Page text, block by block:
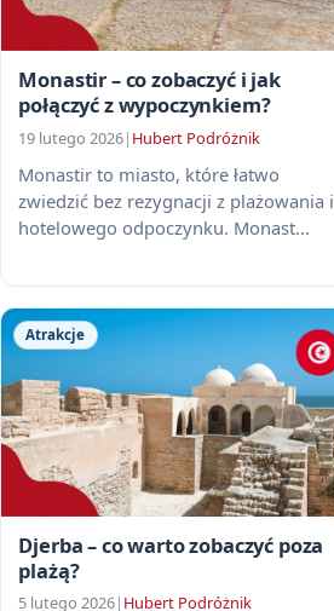
Monastir – co zobaczyć i jak
połączyć z wypoczynkiem?
19 lutego 2026| Hubert Podróżnik
Monastir to miasto, które łatwo
zwiedzić bez rezygnacji z plażowania i
hotelowego odpoczynku. Monast...
Atrakcje
Djerba – co warto zobaczyć poza
plażą?
5 lutego 2026| Hubert Podróżnik